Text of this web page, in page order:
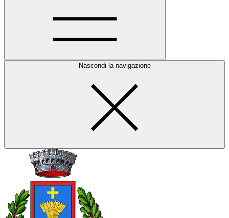
Nascondi la navigazione